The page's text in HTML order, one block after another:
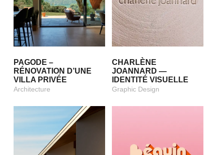
PAGODE –
RÉNOVATION D’UNE
VILLA PRIVÉE
Architecture
CHARLÈNE
JOANNARD —
IDENTITÉ VISUELLE
Graphic Design